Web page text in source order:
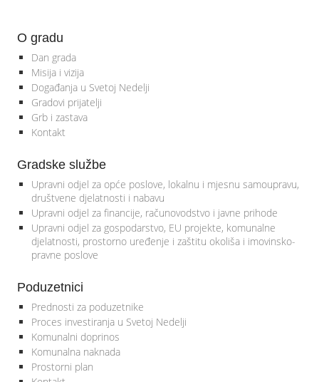
O gradu
Dan grada
Misija i vizija
Događanja u Svetoj Nedelji
Gradovi prijatelji
Grb i zastava
Kontakt
Gradske službe
Upravni odjel za opće poslove, lokalnu i mjesnu samoupravu,
društvene djelatnosti i nabavu
Upravni odjel za financije, računovodstvo i javne prihode
Upravni odjel za gospodarstvo, EU projekte, komunalne
djelatnosti, prostorno uređenje i zaštitu okoliša i imovinsko-
pravne poslove
Poduzetnici
Prednosti za poduzetnike
Proces investiranja u Svetoj Nedelji
Komunalni doprinos
Komunalna naknada
Prostorni plan